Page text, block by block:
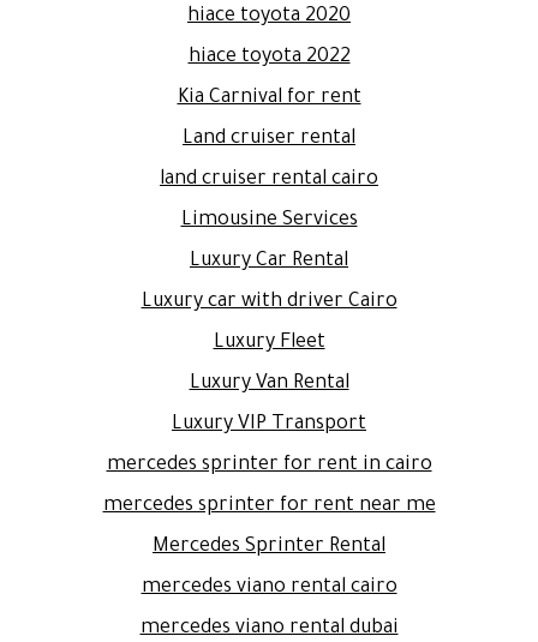
hiace toyota 2020
hiace toyota 2022
Kia Carnival for rent
Land cruiser rental
land cruiser rental cairo
Limousine Services
Luxury Car Rental
Luxury car with driver Cairo
Luxury Fleet
Luxury Van Rental
Luxury VIP Transport
mercedes sprinter for rent in cairo
mercedes sprinter for rent near me
Mercedes Sprinter Rental
mercedes viano rental cairo
mercedes viano rental dubai